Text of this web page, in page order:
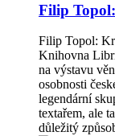
Filip
Filip Topol:
Knihovna
na výstavu
osobnosti
legendární
textařem, ale
důležitý